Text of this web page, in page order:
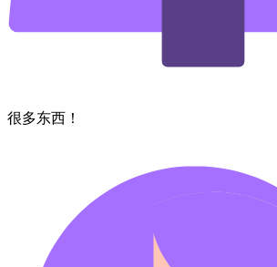
很多​东西！